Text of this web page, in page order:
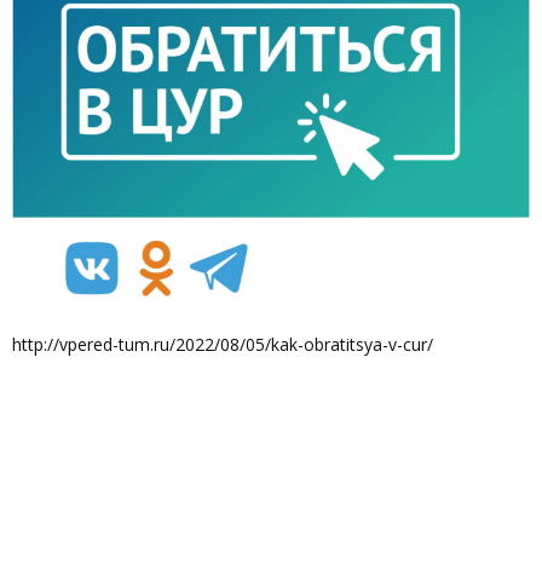
http://vpered-tum.ru/2022/08/05/kak-obratitsya-v-cur/